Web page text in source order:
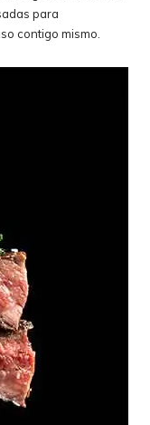
para
contigo mismo.